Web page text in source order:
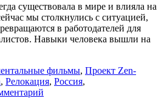
существовала в мире и влияла на
мы столкнулись с ситуацией,
в работодателей для
Навыки человека вышли на
фильмы, Проект Zen-
, Релокация, Россия,